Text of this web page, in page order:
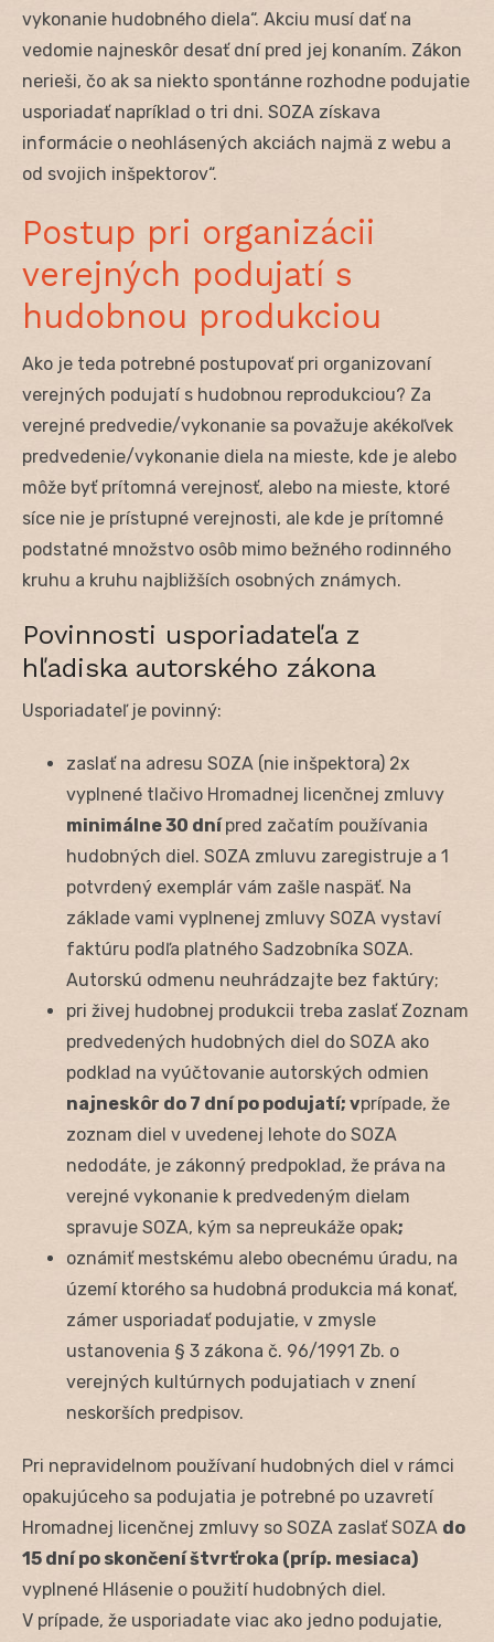
vykonanie hudobného diela“. Akciu musí dať na
vedomie najneskôr desať dní pred jej konaním. Zákon
nerieši, čo ak sa niekto spontánne rozhodne podujatie
usporiadať napríklad o tri dni. SOZA získava
informácie o neohlásených akciách najmä z webu a
od svojich inšpektorov“.
Postup pri organizácii
verejných podujatí s
hudobnou produkciou
Ako je teda potrebné postupovať pri organizovaní
verejných podujatí s hudobnou reprodukciou? Za
verejné predvedie/vykonanie sa považuje akékoľvek
predvedenie/vykonanie diela na mieste, kde je alebo
môže byť prítomná verejnosť, alebo na mieste, ktoré
síce nie je prístupné verejnosti, ale kde je prítomné
podstatné množstvo osôb mimo bežného rodinného
kruhu a kruhu najbližších osobných známych.
Povinnosti usporiadateľa z
hľadiska autorského zákona
Usporiadateľ je povinný:
zaslať na adresu SOZA (nie inšpektora) 2x
vyplnené tlačivo Hromadnej licenčnej zmluvy
minimálne 30 dnípred začatím používania
hudobných diel. SOZA zmluvu zaregistruje a 1
potvrdený exemplár vám zašle naspäť. Na
základe vami vyplnenej zmluvy SOZA vystaví
faktúru podľa platného Sadzobníka SOZA.
Autorskú odmenu neuhrádzajte bez faktúry;
pri živej hudobnej produkcii treba zaslať Zoznam
predvedených hudobných diel do SOZA ako
podklad na vyúčtovanie autorských odmien
najneskôr do 7 dní po podujatí; vprípade, že
zoznam diel v uvedenej lehote do SOZA
nedodáte, je zákonný predpoklad, že práva na
verejné vykonanie k predvedeným dielam
spravuje SOZA, kým sa nepreukáže opak;
oznámiť mestskému alebo obecnému úradu, na
území ktorého sa hudobná produkcia má konať,
zámer usporiadať podujatie, v zmysle
ustanovenia § 3 zákona č. 96/1991 Zb. o
verejných kultúrnych podujatiach v znení
neskorších predpisov.
Pri nepravidelnom používaní hudobných diel v rámci
opakujúceho sa podujatia je potrebné po uzavretí
Hromadnej licenčnej zmluvy so SOZA zaslať SOZA do
15 dní po skončení štvrťroka (príp. mesiaca)
vyplnené Hlásenie o použití hudobných diel.
V prípade, že usporiadate viac ako jedno podujatie,